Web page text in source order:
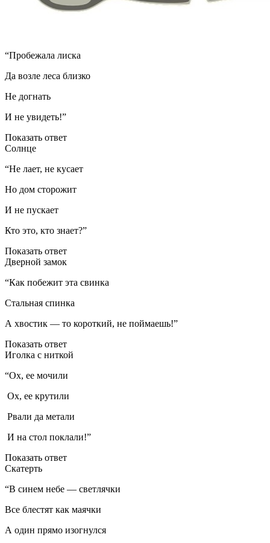
“Пробежала лиска
Да возле леса близко
Не догнать
И не увидеть!”
Показать ответ
Солнце
“Не лает, не кусает
Но дом сторожит
И не пускает
Кто это, кто знает?”
Показать ответ
Дверной замок
“Как побежит эта свинка
Стальная спинка
А хвостик — то короткий, не поймаешь!”
Показать ответ
Иголка с ниткой
“Ох, ее мочили
Ох, ее крутили
Рвали да метали
И на стол поклали!”
Показать ответ
Скатерть
“В синем небе — светлячки
Все блестят как маячки
А один прямо изогнулся